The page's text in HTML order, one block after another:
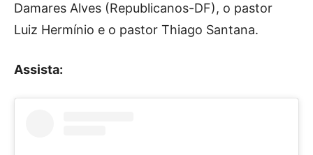
Damares Alves (Republicanos-DF), o pastor
Luiz Hermínio e o pastor Thiago Santana.
Assista: